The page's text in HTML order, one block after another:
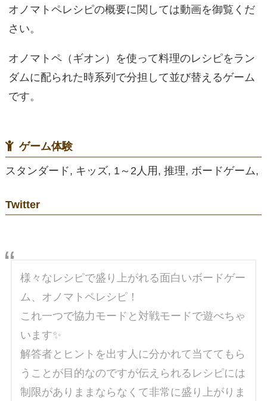
オノマトペレシピの概要に関しては動画を御覧くだ
さい。
オノマトペ（ギオン）を使って料理のレシピをラン
ダムに配られた時系列で分担して並び替えるゲーム
です。
ゲーム体験
スタンダード, キッズ, 1～2人用, 推理, ボードゲーム,
Twitter
様々なレシピで盛り上がれる面白いボードゲー
ム、オノマトペレシピ！
これ一つで協力モードと対戦モードで遊べちゃ
います✨
解答者とヒントを出す人に分かれて当ててもら
うことが目的なのですが伝えられるレシピには
制限がありままならなくて非常に盛り上がりま